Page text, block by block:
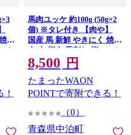
き
ケ
馬肉ユッケ 約100g (50g×2
個) ※タレ付き 【肉や】
国産 馬 新鮮 やきにく 焼き
肉 肉 桜肉 馬刺し 桜ユッケ
ユッケ 小分け おすすめ 青
森県 中泊町 F6N-336
8,500 円
たまったWAON
POINTで寄附できる！
（0）
青森県中泊町